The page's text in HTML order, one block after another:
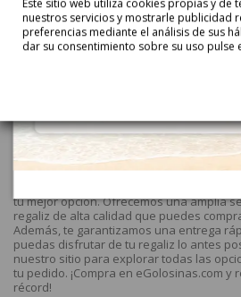
Descripción
Barras de Regaliz Gato Negro
REGALIZ GATO NEGRO LIGTH GRANDE
regaliz con el mismo sabor pero un 30%
edulcorantes.
¿Dónde comprar las barras de
tu mejor opción. Ofrecemos una amplia
regaliz de alta calidad que puedes
Además, te garantizamos una entrega
puedas disfrutar de tu regaliz lo antes
nuestro sitio para explorar todas las
tu pedido. ¡Compra en eGolosinas.com y
récord!
Este sitio web utiliza cookies propias y de
nuestros servicios y mostrarle publicidad
preferencias mediante el análisis de sus
dar su consentimiento sobre su uso pulse